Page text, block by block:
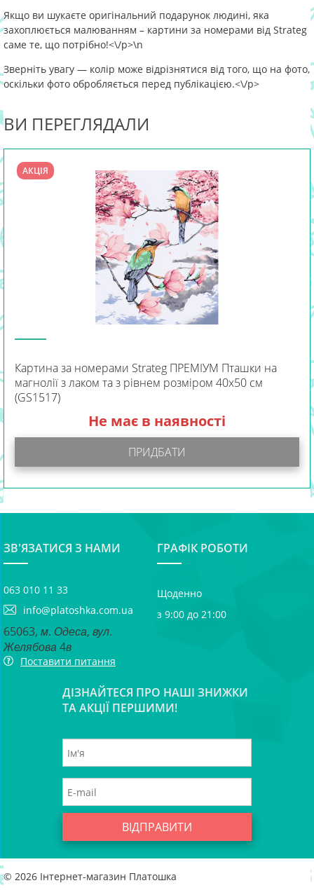
Якщо ви шукаєте оригінальний подарунок людині, яка
захоплюється малюванням – картини за номерами від Strateg
саме те, що потрібно!<\/p>\n
Зверніть увагу — колір може відрізнятися від того, що на фото,
оскільки фото обробляється перед публікацією.<\/p>
ВИ ПЕРЕГЛЯДАЛИ
АКЦІЯ
Картина за номерами Strateg ПРЕМІУМ Пташки на
магнолії з лаком та з рівнем розміром 40х50 см
(GS1517)
Не має в наявності
ПРИДБАТИ
ЗВ'ЯЗАТИСЯ З НАМИ
063 010 11 33
info@platoshka.com.ua
65063, м. Одеса, вул.
Желябова 4в
Поставити питання
ГРАФІК РОБОТИ
Щоденно
з 9:00 до 21:00
ДІЗНАЙТЕСЯ ПРО НАШІ ЗНИЖКИ
ТА АКЦІЇ ПЕРШИМИ!
ВІДПРАВИТИ
© 2026 Інтернет-магазин Платошка